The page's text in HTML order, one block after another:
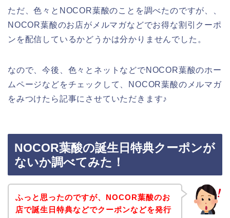
ただ、色々とNOCOR葉酸のことを調べたのですが、、
NOCOR葉酸のお店がメルマガなどでお得な割引クーポ
ンを配信しているかどうかは分かりませんでした。
なので、今後、色々とネットなどでNOCOR葉酸のホー
ムページなどをチェックして、NOCOR葉酸のメルマガ
をみつけたら記事にさせていただきます♪
NOCOR葉酸の誕生日特典クーポンが
ないか調べてみた！
ふっと思ったのですが、NOCOR葉酸のお
店で誕生日特典などでクーポンなどを発行